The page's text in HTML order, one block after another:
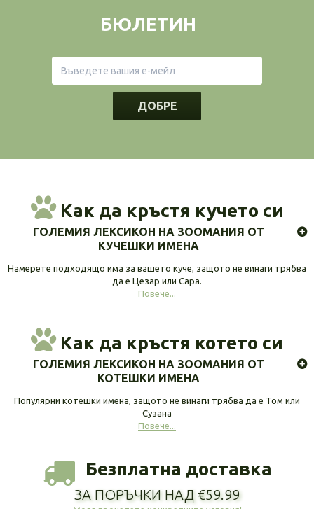
БЮЛЕТИН
ДОБРЕ
Как да кръстя кучето си
ГОЛЕМИЯ ЛЕКСИКОН НА ЗООМАНИЯ ОТ
КУЧЕШКИ ИМЕНА
Намерете подходящо има за вашето куче, защото не винаги трябва
да е Цезар или Сара.
Повече...
Как да кръстя котето си
ГОЛЕМИЯ ЛЕКСИКОН НА ЗООМАНИЯ ОТ
КОТЕШКИ ИМЕНА
Популярни котешки имена, защото не винаги трябва да е Том или
Сузана
Повече...
Безплатна доставка
ЗА ПОРЪЧКИ НАД €59.99